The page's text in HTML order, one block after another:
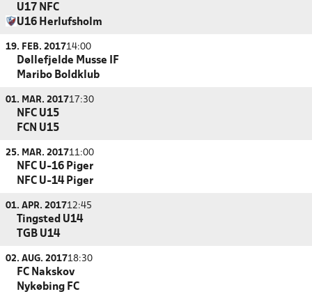
U17 NFC
U16 Herlufsholm
19. FEB. 201714:00
Døllefjelde Musse IF
Maribo Boldklub
01. MAR. 201717:30
NFC U15
FCN U15
25. MAR. 201711:00
NFC U-16 Piger
NFC U-14 Piger
01. APR. 201712:45
Tingsted U14
TGB U14
02. AUG. 201718:30
FC Nakskov
Nykøbing FC